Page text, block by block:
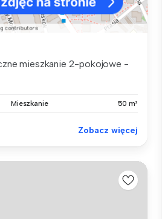
mieszkanie 2-pokojowe -
Mieszkanie 50 m²
Zobacz więcej